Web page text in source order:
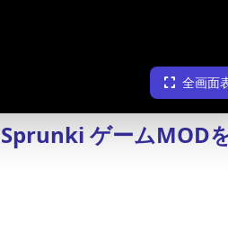
全画面
ゲームMOD